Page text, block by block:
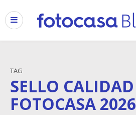
TAG
SELLO CALIDAD
FOTOCASA 2026